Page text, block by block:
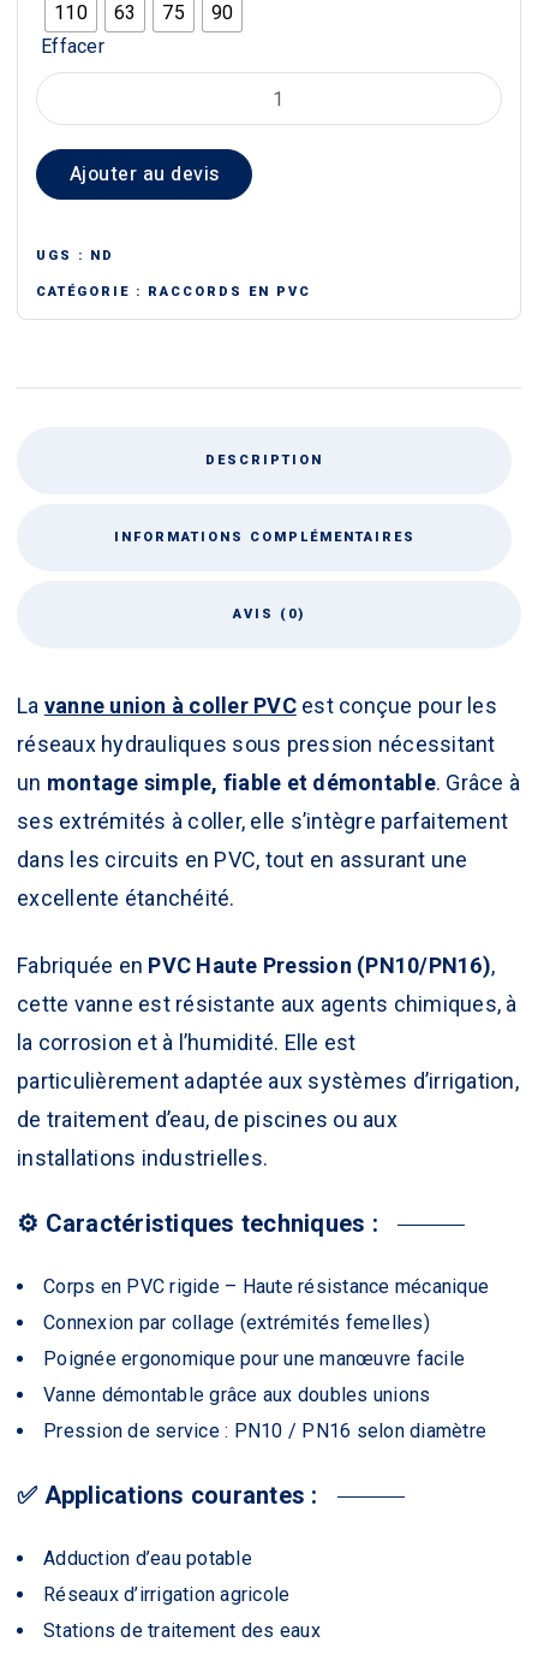
110 63 75
90
Effacer
quantité
de
VANNE
UNION
COLLER
PVC
Ajouter au devis
UGS : ND
CATÉGORIE : RACCORDS EN PVC
DESCRIPTION
INFORMATIONS COMPLÉMENTAIRES
AVIS (0)
La vanne union à coller PVCest conçue pour les
réseaux hydrauliques sous pression nécessitant
un montage simple, fiable et démontable. Grâce à
ses extrémités à coller, elle s’intègre parfaitement
dans les circuits en PVC, tout en assurant une
excellente étanchéité.
Fabriquée en PVC Haute Pression (PN10/PN16),
cette vanne est résistante aux agents chimiques, à
la corrosion et à l’humidité. Elle est
particulièrement adaptée aux systèmes d’irrigation,
de traitement d’eau, de piscines ou aux
installations industrielles.
⚙️ Caractéristiques techniques :
Corps en PVC rigide – Haute résistance mécanique
Connexion par collage (extrémités femelles)
Poignée ergonomique pour une manœuvre facile
Vanne démontable grâce aux doubles unions
Pression de service : PN10 / PN16 selon diamètre
✅ Applications courantes :
Adduction d’eau potable
Réseaux d’irrigation agricole
Stations de traitement des eaux